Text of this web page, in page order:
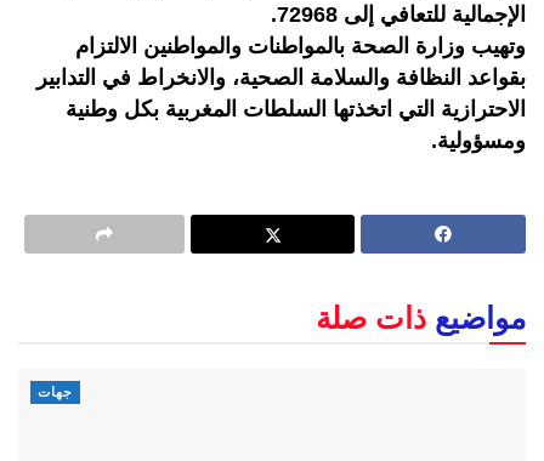
الإجمالية للتعافي إلى 72968.
وتهيب وزارة الصحة بالمواطنات والمواطنين الالتزام
بقواعد النظافة والسلامة الصحية، والانخراط في التدابير
الاحترازية التي اتخذتها السلطات المغربية بكل وطنية
ومسؤولية.
مواضيع ذات صلة
جهات